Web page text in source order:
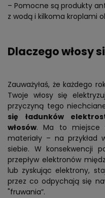
– Pomocne są produkty
z wodą i kilkoma kroplami
Dlaczego włosy
Zauważyłaś, że każdego
Twoje włosy się
przyczyną tego
się ładunków
włosów. Ma to miejsce
materiały – na przykład
siebie. W konsekwencji
przepływ elektronów
lub zyskując elektrony,
przez co odpychają się
"fruwania”.